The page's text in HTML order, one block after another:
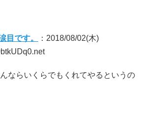
目です。
：2018/08/02(木)
ならいくらでもくれてやるというの